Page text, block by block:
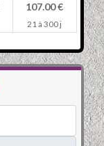
107.00 €
21 à 300 j